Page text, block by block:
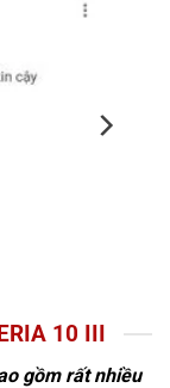
10 III
gồm rất nhiều